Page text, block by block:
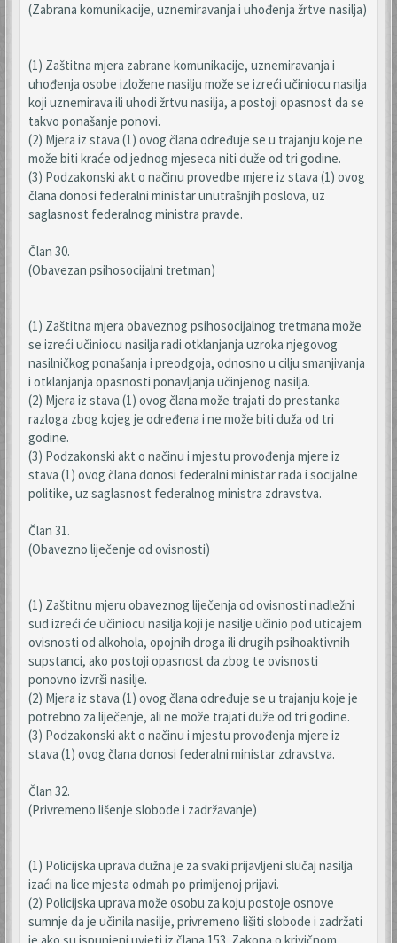
(Zabrana komunikacije, uznemiravanja i uhođenja žrtve nasilja)
(1) Zaštitna mjera zabrane komunikacije, uznemiravanja i
uhođenja osobe izložene nasilju može se izreći učiniocu nasilja
koji uznemirava ili uhodi žrtvu nasilja, a postoji opasnost da se
takvo ponašanje ponovi.
(2) Mjera iz stava (1) ovog člana određuje se u trajanju koje ne
može biti kraće od jednog mjeseca niti duže od tri godine.
(3) Podzakonski akt o načinu provedbe mjere iz stava (1) ovog
člana donosi federalni ministar unutrašnjih poslova, uz
saglasnost federalnog ministra pravde.
Član 30.
(Obavezan psihosocijalni tretman)
(1) Zaštitna mjera obaveznog psihosocijalnog tretmana može
se izreći učiniocu nasilja radi otklanjanja uzroka njegovog
nasilničkog ponašanja i preodgoja, odnosno u cilju smanjivanja
i otklanjanja opasnosti ponavljanja učinjenog nasilja.
(2) Mjera iz stava (1) ovog člana može trajati do prestanka
razloga zbog kojeg je određena i ne može biti duža od tri
godine.
(3) Podzakonski akt o načinu i mjestu provođenja mjere iz
stava (1) ovog člana donosi federalni ministar rada i socijalne
politike, uz saglasnost federalnog ministra zdravstva.
Član 31.
(Obavezno liječenje od ovisnosti)
(1) Zaštitnu mjeru obaveznog liječenja od ovisnosti nadležni
sud izreći će učiniocu nasilja koji je nasilje učinio pod uticajem
ovisnosti od alkohola, opojnih droga ili drugih psihoaktivnih
supstanci, ako postoji opasnost da zbog te ovisnosti
ponovno izvrši nasilje.
(2) Mjera iz stava (1) ovog člana određuje se u trajanju koje je
potrebno za liječenje, ali ne može trajati duže od tri godine.
(3) Podzakonski akt o načinu i mjestu provođenja mjere iz
stava (1) ovog člana donosi federalni ministar zdravstva.
Član 32.
(Privremeno lišenje slobode i zadržavanje)
(1) Policijska uprava dužna je za svaki prijavljeni slučaj nasilja
izaći na lice mjesta odmah po primljenoj prijavi.
(2) Policijska uprava može osobu za koju postoje osnove
sumnje da je učinila nasilje, privremeno lišiti slobode i zadržati